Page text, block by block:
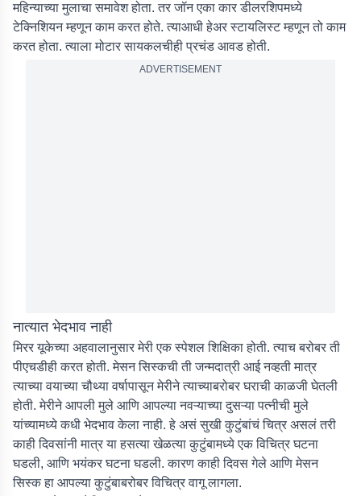
महिन्याच्या मुलाचा समावेश होता. तर जॉन एका कार डीलरशिपमध्ये
टेक्निशियन म्हणून काम करत होते. त्याआधी हेअर स्टायलिस्ट म्हणून तो काम
करत होता. त्याला मोटार सायकलचीही प्रचंड आवड होती.
ADVERTISEMENT
नात्यात भेदभाव नाही
मिरर यूकेच्या अहवालानुसार मेरी एक स्पेशल शिक्षिका होती. त्याच बरोबर ती
पीएचडीही करत होती. मेसन सिस्कची ती जन्मदात्री आई नव्हती मात्र
त्याच्या वयाच्या चौथ्या वर्षापासून मेरीने त्याच्याबरोबर घराची काळजी घेतली
होती. मेरीने आपली मुले आणि आपल्या नवऱ्याच्या दुसऱ्या पत्नीची मुले
यांच्यामध्ये कधी भेदभाव केला नाही. हे असं सुखी कुटुंबांचं चित्र असलं तरी
काही दिवसांनी मात्र या हसत्या खेळत्या कुटुंबामध्ये एक विचित्र घटना
घडली, आणि भयंकर घटना घडली. कारण काही दिवस गेले आणि मेसन
सिस्क हा आपल्या कुटुंबाबरोबर विचित्र वागू लागला.